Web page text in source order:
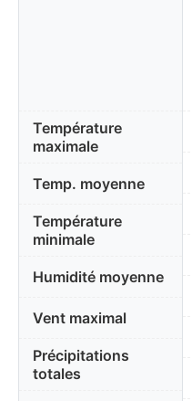
Température
maximale
Temp. moyenne
Température
minimale
Humidité moyenne
Vent maximal
Précipitations
totales